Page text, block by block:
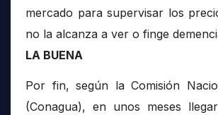
mercado para supervisar los
no la alcanza a ver o finge
LA BUENA
Por fin, según la Comisión
(Conagua), en unos meses